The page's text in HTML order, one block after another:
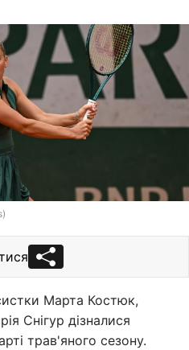
Марта Костюк,
Снігур дізналися
трав'яного сезону.